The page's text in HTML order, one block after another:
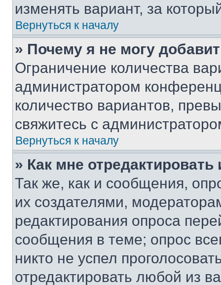
изменять вариант, за
Вернуться к началу
» Почему я не могу
Ограничение количества
администратором
количество вариантов,
свяжитесь с
Вернуться к началу
» Как мне
Так же, как и сообщения,
их создателями,
редактирования опроса
сообщения в теме; опрос
никто не успел
отредактировать любой из